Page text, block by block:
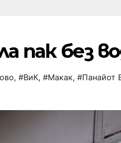
пак без
, #ВиК, #Макак, #Панайот